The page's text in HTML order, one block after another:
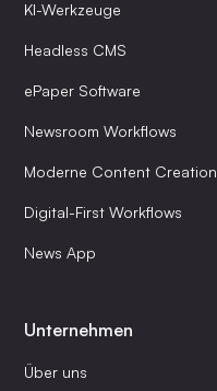
KI-Werkzeuge
Headless CMS
ePaper Software
Newsroom Workflows
Moderne Content Creation
Digital-First Workflows
News App
Unternehmen
Über uns